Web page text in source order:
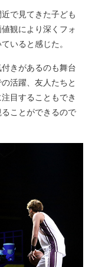
で見てきた子ども
観により深くフォ
いると感じた。
きがあるのも舞台
活躍、友人たちと
目することもでき
ことができるので